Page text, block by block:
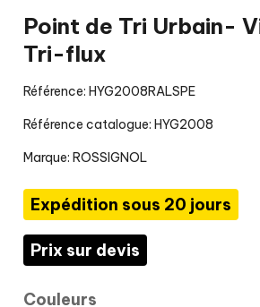
Point de Tri Urbain-
Tri-flux
Référence: HYG2008RALSPE
Référence catalogue: HYG2008
Marque: ROSSIGNOL
Expédition sous 20 jours
Prix sur devis
Couleurs